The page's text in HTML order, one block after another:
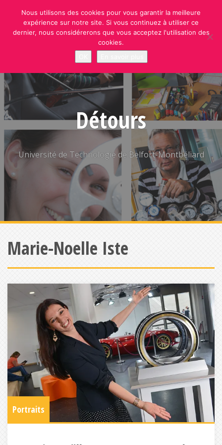
content
Détours
Université de Technologie de Belfort-Montbéliard
Marie-Noelle Iste
Portraits
Nous utilisons des cookies pour vous garantir la meilleure
expérience sur notre site. Si vous continuez à utiliser ce
dernier, nous considérerons que vous acceptez l'utilisation des
cookies.